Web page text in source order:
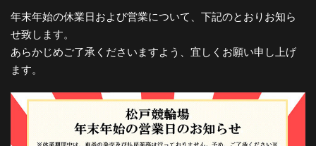
年末年始の休業日および営業について、下記のとおりお知ら
せ致します。
あらかじめご了承くださいますよう、宜しくお願い申し上げ
ます。